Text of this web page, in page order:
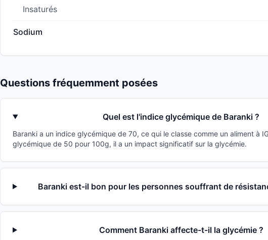
Insaturés
Sodium
Questions fréquemment posées
Quel est l'indice glycémique de Baranki ?
Baranki a un indice glycémique de 70, ce qui le classe comme un aliment à
glycémique de 50 pour 100g, il a un impact significatif sur la glycémie.
Baranki est-il bon pour les personnes souffrant de
Comment Baranki affecte-t-il la glycémie ?